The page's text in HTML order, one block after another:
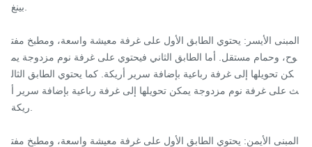
بينغ.
المبنى الأيسر: يحتوي الطابق الأول على غرفة معيشة واسعة، ومطبخ مفت
وح، وحمام مستقل. أما الطابق الثاني فيحتوي على غرفة نوم مزدوجة يم
كن تحويلها إلى غرفة رباعية بإضافة سرير أريكة. كما يحتوي الطابق الثال
ث على غرفة نوم مزدوجة يمكن تحويلها إلى غرفة رباعية بإضافة سرير أ
ريكة.
المبنى الأيمن: يحتوي الطابق الأول على غرفة معيشة واسعة، ومطبخ مفت